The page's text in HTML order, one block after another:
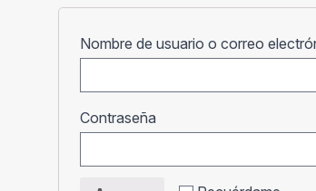
Nombre de usuario o correo
Contraseña